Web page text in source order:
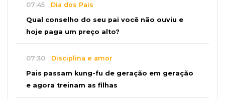
07:45 Dia dos Pais
Qual conselho do seu pai você não ouviu e
hoje paga um preço alto?
07:30 Disciplina e amor
Pais passam kung-fu de geração em geração
e agora treinam as filhas